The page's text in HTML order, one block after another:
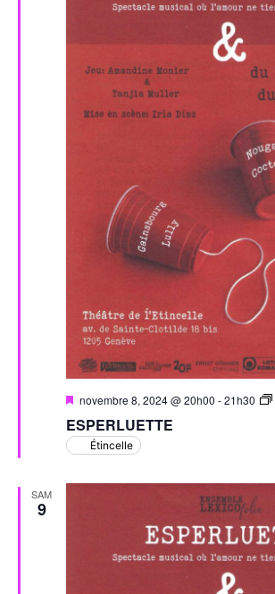
ESPERLUETTE
Mis
avant
novembre 8, 2024 @ 20h00 -21h30
Étincelle
SAM
9